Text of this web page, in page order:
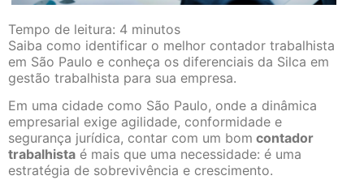
Tempo de leitura: 4 minutos
Saiba como identificar o melhor contador trabalhista
em São Paulo e conheça os diferenciais da Silca em
gestão trabalhista para sua empresa.
Em uma cidade como São Paulo, onde a dinâmica
empresarial exige agilidade, conformidade e
segurança jurídica, contar com um bom contador
trabalhista é mais que uma necessidade: é uma
estratégia de sobrevivência e crescimento.